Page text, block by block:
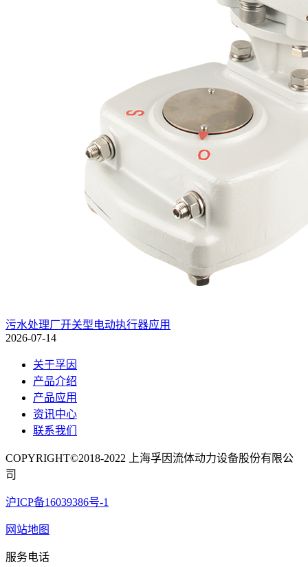
污水处理厂开关型电动执行器应用
2026-07-14
关于孚因
产品介绍
产品应用
资讯中心
联系我们
COPYRIGHT©2018-2022 上海孚因流体动力设备股份有限公
司
沪ICP备16039386号-1
网站地图
服务电话